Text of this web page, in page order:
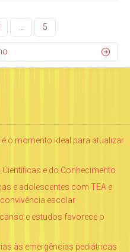
5
o momento ideal para atualizar
e do Conhecimento
e adolescentes com TEA e
escolar
e estudos favorece o
às emergências pediátricas